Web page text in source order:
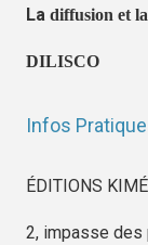
La diffusion et
DILISCO
Infos
ÉDITIONS KIMÉ
2, impasse des